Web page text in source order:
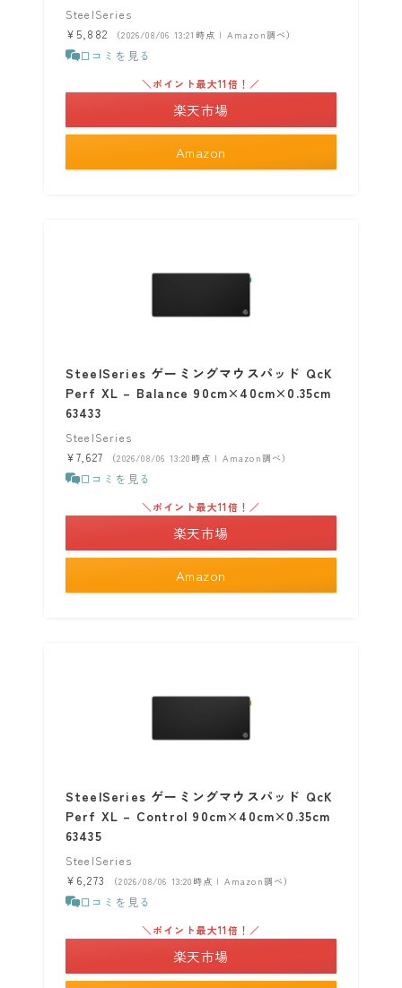
SteelSeries
¥5,882
（2026/08/06 13:21時点 | Amazon調べ）
口コミを見る
Amazon
＼ポイント最大11倍！／
楽天市場
SteelSeries ゲーミングマウスパッド QcK
Perf XL – Balance 90cm×40cm×0.35cm
63433
SteelSeries
¥7,627
（2026/08/06 13:20時点 | Amazon調べ）
口コミを見る
Amazon
＼ポイント最大11倍！／
楽天市場
SteelSeries ゲーミングマウスパッド QcK
Perf XL – Control 90cm×40cm×0.35cm
63435
SteelSeries
¥6,273
（2026/08/06 13:20時点 | Amazon調べ）
口コミを見る
＼ポイント最大11倍！／
楽天市場